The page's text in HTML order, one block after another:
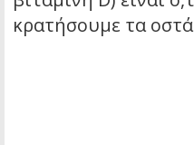
κρατήσουμε τα